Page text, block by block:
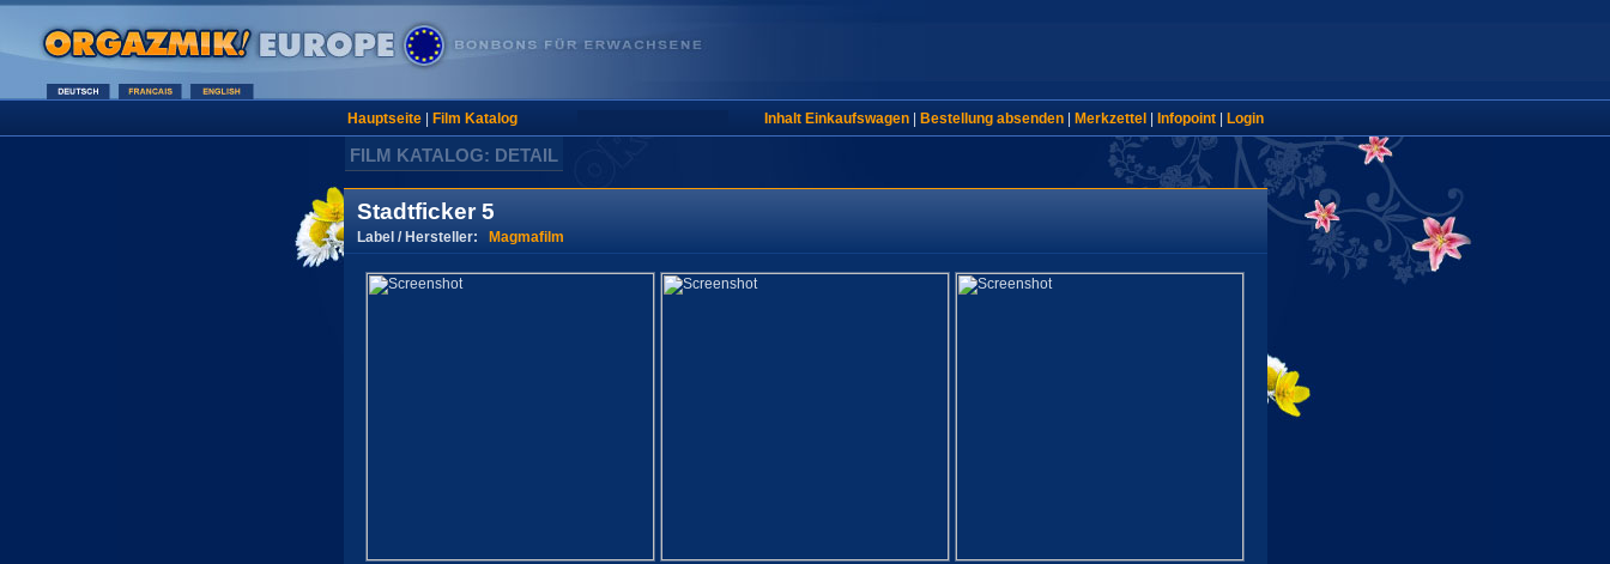
Hauptseite| Film Katalog Inhalt Einkaufswagen| Bestellung absenden| Merkzettel Infopoint| Login
FILM KATALOG: DETAIL
Stadtficker 5
Label / Hersteller: Magmafilm